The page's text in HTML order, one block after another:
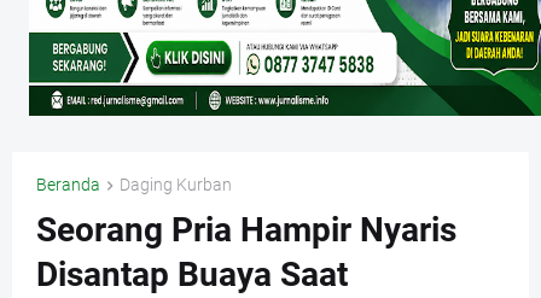
Beranda Daging Kurban
Seorang Pria Hampir Nyaris
Disantap Buaya Saat